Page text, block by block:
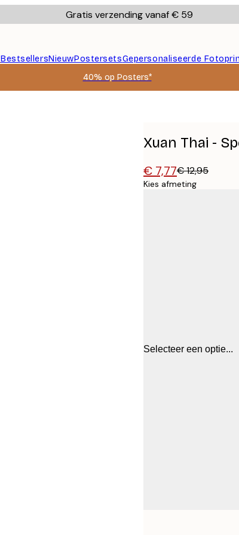
Gratis verzending vanaf € 59
BestsellersNieuwPostersetsGepersonaliseerde
40% op Posters*
Xuan Thai -
€ 7,77€ 12,95
Kies afmeting
Selecteer een optie...